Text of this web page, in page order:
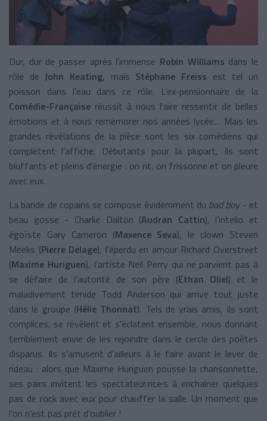
Dur, dur de passer après l’immense Robin Williams dans le
rôle de John Keating, mais Stéphane Freiss est tel un
poisson dans l’eau dans ce rôle. L’ex-pensionnaire de la
Comédie-Française réussit à nous faire ressentir de belles
émotions et à nous remémorer nos années lycée… Mais les
grandes révélations de la pièce sont les six comédiens qui
complètent l’affiche. Débutants pour la plupart, ils sont
bluffants et pleins d’énergie : on rit, on frissonne et on pleure
avec eux.
La bande de copains se compose évidemment du bad boy- et
beau gosse - Charlie Dalton (Audran Cattin), l’intello et
égoïste Gary Cameron (Maxence Seva), le clown Steven
Meeks (Pierre Delage), l’éperdu en amour Richard Overstreet
(Maxime Huriguen), l’artiste Neil Perry qui ne parvient pas à
se défaire de l’autorité de son père (Ethan Oliel) et le
maladivement timide Todd Anderson qui arrive tout juste
dans le groupe (Hélie Thonnat). Tels de vrais amis, ils sont
complices, se révèlent et s’éclatent ensemble, nous donnant
terriblement envie de les rejoindre dans le cercle des poètes
disparus. Ils s’amusent d’ailleurs à le faire avant le lever de
rideau : alors que Maxime Huriguen pousse la chansonnette,
ses pairs invitent les spectateur·rice·s à enchaîner quelques
pas de rock avec eux pour chauffer la salle. Un moment que
l’on n’est pas prêt d’oublier !